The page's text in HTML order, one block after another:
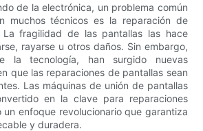
de la electrónica, un problema común
muchos técnicos es la reparación de
La fragilidad de las pantallas las hace
rayarse u otros daños. Sin embargo,
la tecnología, han surgido nuevas
que las reparaciones de pantallas sean
Las máquinas de unión de pantallas
en la clave para reparaciones
un enfoque revolucionario que garantiza
y duradera.